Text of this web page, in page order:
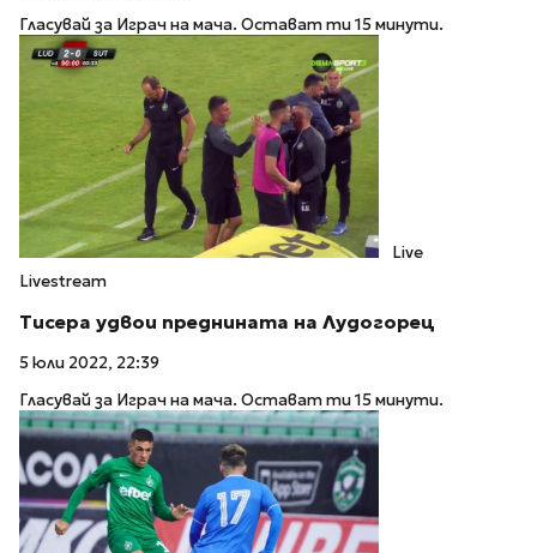
Гласувай за Играч на мача. Остават ти 15 минути.
Live
Livestream
Тисера удвои преднината на Лудогорец
5 юли 2022, 22:39
Гласувай за Играч на мача. Остават ти 15 минути.